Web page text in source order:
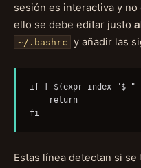
sesión es interactiva y
ello se debe editar justo
~/.bashrc y añadir las
if [ $(expr index "$-"
    return
fi
Estas línea detectan si